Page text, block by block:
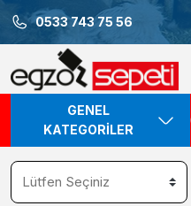
0533 743 75 56
GENEL
KATEGORİLER